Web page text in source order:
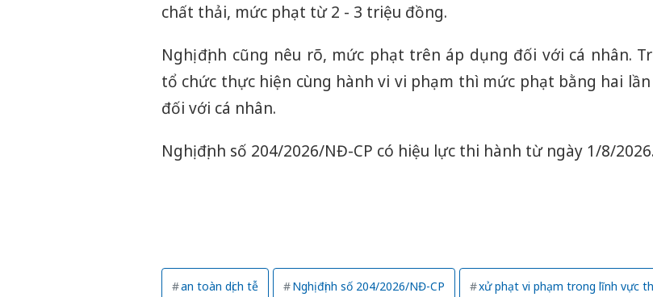
chất thải, mức phạt từ 2 - 3 triệu đồng.
Nghị định cũng nêu rõ, mức phạt trên áp dụng đối với cá nhân.
tổ chức thực hiện cùng hành vi vi phạm thì mức phạt bằng hai
đối với cá nhân.
Nghị định số 204/2026/NĐ-CP có hiệu lực thi hành từ ngày 1/8/2026.
an toàn dịch tễ Nghị định số 204/2026/NĐ-CP xử phạt vi phạm trong lĩnh vực